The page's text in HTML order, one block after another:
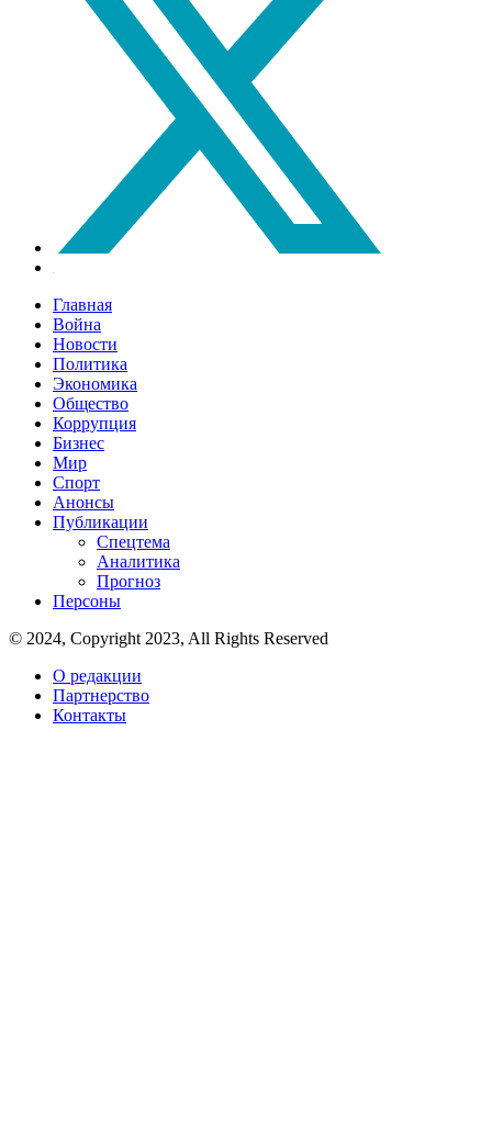
Главная
Война
Новости
Политика
Экономика
Общество
Коррупция
Бизнес
Мир
Спорт
Анонсы
Публикации
Спецтема
Аналитика
Прогноз
Персоны
© 2024, Copyright 2023, All Rights Reserved
О редакции
Партнерство
Контакты